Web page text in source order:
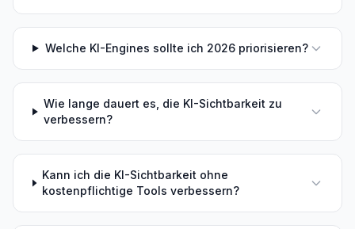
Welche KI-Engines sollte ich 2026 priorisieren?
Wie lange dauert es, die KI-Sichtbarkeit zu
verbessern?
Kann ich die KI-Sichtbarkeit ohne
kostenpflichtige Tools verbessern?